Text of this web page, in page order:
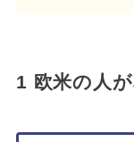
1 欧米の人